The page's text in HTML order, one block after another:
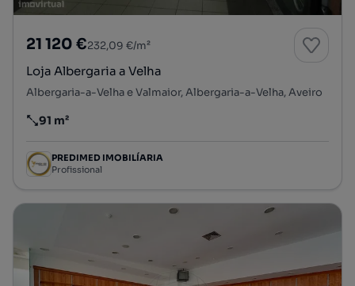
21 120 €232,09 €/m²
Loja Albergaria a Velha
Albergaria-a-Velha e Valmaior, Albergaria-a-Velha, Aveiro
Preço por metro quadrado
91 m²
PREDIMED IMOBILÍARIA
Profissional